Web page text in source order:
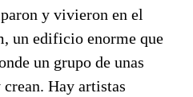
y vivieron en el
un edificio enorme que
un grupo de unas
Hay artistas